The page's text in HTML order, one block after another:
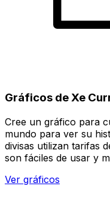
Gráficos de Xe
Cree un gráfico para
mundo para ver su
divisas utilizan tarifas
son fáciles de usar y
Ver gráficos